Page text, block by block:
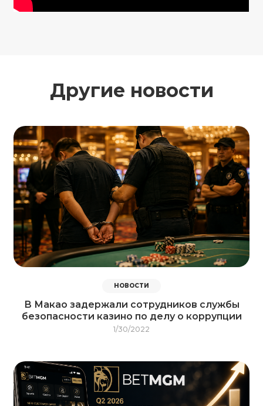
Другие новости
НОВОСТИ
В Макао задержали сотрудников службы
безопасности казино по делу о коррупции
1/30/2022